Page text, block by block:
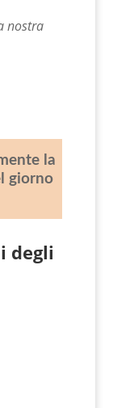
nostra
la
giorno
degli